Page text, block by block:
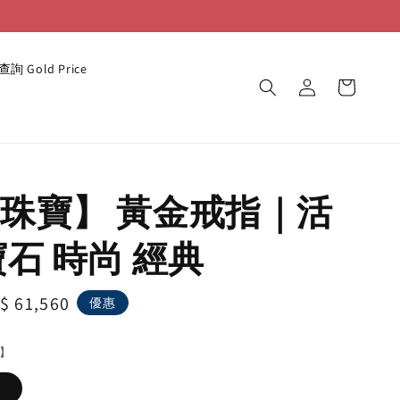
詢 Gold Price
珠寶】 黃金戒指｜活
時尚 經典
61,560 優惠